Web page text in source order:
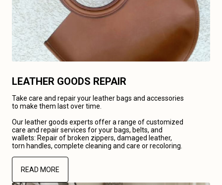
LEATHER GOODS REPAIR
Take care and repair your leather bags and accessories
to make them last over time.
Our leather goods experts offer a range of customized
care and repair services for your bags, belts, and
wallets: Repair of broken zippers, damaged leather,
torn handles, complete cleaning and care or recoloring.
READ MORE